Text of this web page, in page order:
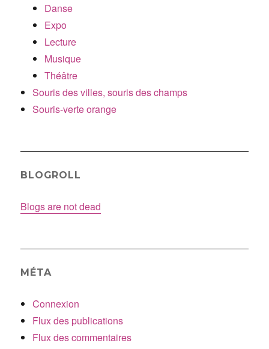
Danse
Expo
Lecture
Musique
Théâtre
Souris des villes, souris des champs
Souris-verte orange
BLOGROLL
Blogs are not dead
MÉTA
Connexion
Flux des publications
Flux des commentaires